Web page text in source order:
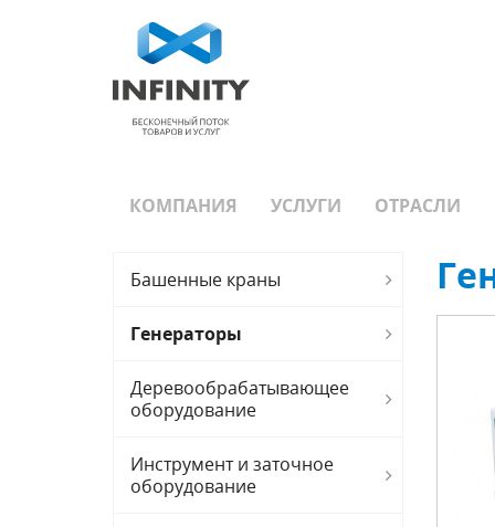
КОМПАНИЯ УСЛУГИ ОТРАСЛИ
Башенные краны
Генераторы
Деревообрабатывающее
оборудование
Инструмент и заточное
оборудование